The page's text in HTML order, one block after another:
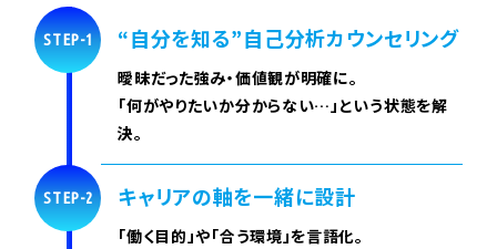
STEP-1 “自分を知る”自己分析カウンセリング
曖昧だった強み・価値観が明確に。
「何がやりたいか分からない…」という状態を解
決。
STEP-2 キャリアの軸を一緒に設計
「働く目的」や「合う環境」を言語化。